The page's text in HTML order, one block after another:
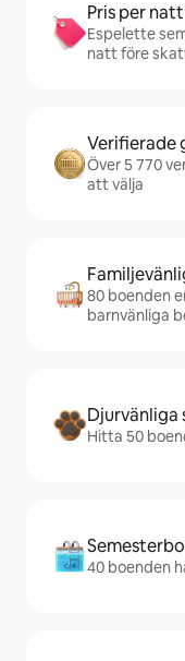
Pris per
Espelette
natt före
Verifierade
Över 5 770
att välja
80 boenden
barnvänliga
Djurvänliga
Hitta 50
40 boenden